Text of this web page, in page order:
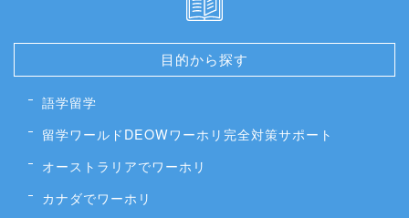
目的から探す
語学留学
留学ワールドDEOWワーホリ完全対策サポート
オーストラリアでワーホリ
カナダでワーホリ